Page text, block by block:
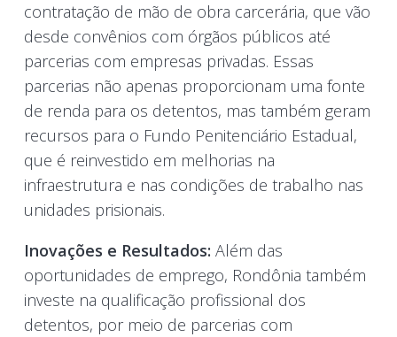
contratação de mão de obra carcerária, que vão
desde convênios com órgãos públicos até
parcerias com empresas privadas. Essas
parcerias não apenas proporcionam uma fonte
de renda para os detentos, mas também geram
recursos para o Fundo Penitenciário Estadual,
que é reinvestido em melhorias na
infraestrutura e nas condições de trabalho nas
unidades prisionais.
Inovações e Resultados: Além das
oportunidades de emprego, Rondônia também
investe na qualificação profissional dos
detentos, por meio de parcerias com